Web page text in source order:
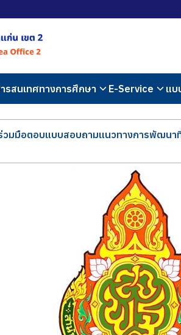
รสนเทศทางการศึกษา E-Service แบ
วมมือตอบแบบสอบถามแนวทางการพัฒนา